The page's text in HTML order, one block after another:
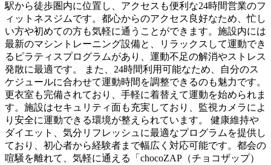
駅から徒歩圏内に位置し、アクセスも便利な24時間営業のフ
ィットネスジムです。都心からのアクセス良好なため、忙し
い方や初めての方も気軽に通うことができます。施設内には
最新のマシントレーニング設備と、リラックスして運動でき
るピラティスプログラムがあり、運動不足の解消やストレス
発散に最適です。 また、24時間利用可能なため、自分のス
ケジュールに合わせて運動時間を調整できるのも魅力です。
更衣室も完備されており、手軽に着替えて運動を始められま
す。施設はセキュリティ面も充実しており、監視カメラによ
り安全に運動できる環境が整えられています。 健康維持や
ダイエット、気分リフレッシュに最適なプログラムを提供し
ており、初心者から経験者まで幅広く対応可能です。都会の
喧騒を離れて、気軽に通える「chocoZAP（チョコザップ）